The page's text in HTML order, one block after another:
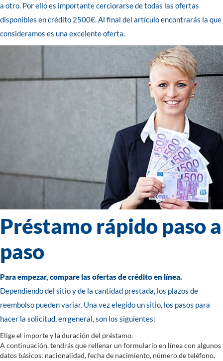
a otro. Por ello es importante cerciorarse de todas las ofertas
disponibles en crédito 2500€. Al final del artículo encontrarás la que
consideramos es una excelente oferta.
Préstamo rápido paso a
paso
Para empezar, compare las ofertas de crédito en línea.
Dependiendo del sitio y de la cantidad prestada, los plazos de
reembolso pueden variar. Una vez elegido un sitio, los pasos para
hacer la solicitud, en general, son los siguientes:
Elige el importe y la duración del préstamo.
A continuación, tendrás que rellenar un formulario en línea con algunos
datos básicos: nacionalidad, fecha de nacimiento, número de teléfono,